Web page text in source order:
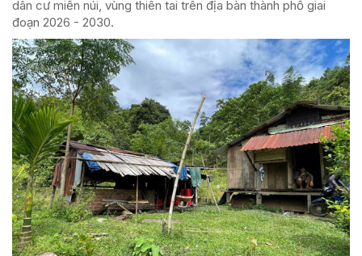
dân cư miền núi, vùng thiên tai trên địa bàn thành phố giai
đoạn 2026 - 2030.